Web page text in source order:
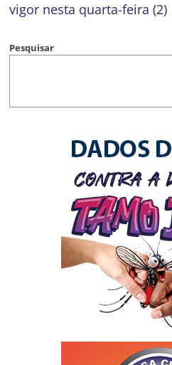
vigor nesta quarta-feira (2)
Pesquisar